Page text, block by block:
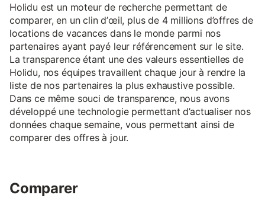
Holidu est un moteur de recherche permettant de
comparer, en un clin d’œil, plus de 4 millions d’offres de
locations de vacances dans le monde parmi nos
partenaires ayant payé leur référencement sur le site.
La transparence étant une des valeurs essentielles de
Holidu, nos équipes travaillent chaque jour à rendre la
liste de nos partenaires la plus exhaustive possible.
Dans ce même souci de transparence, nous avons
développé une technologie permettant d’actualiser nos
données chaque semaine, vous permettant ainsi de
comparer des offres à jour.
Comparer